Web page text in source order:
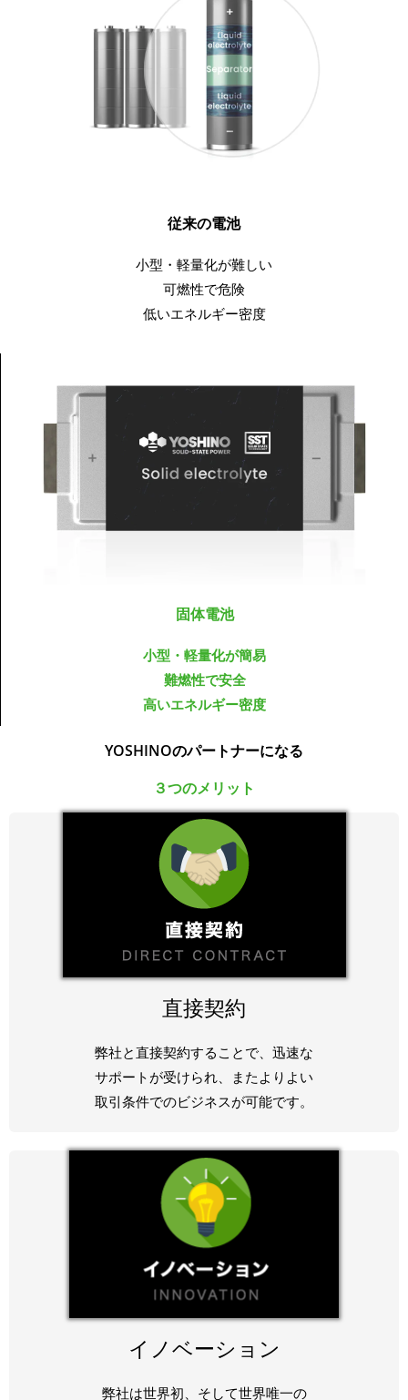
従来の電池
小型・軽量化が難しい
可燃性で危険
低いエネルギー密度
固体電池
小型・軽量化が簡易
難燃性で安全
高いエネルギー密度
YOSHINOのパートナーになる
３つのメリット
直接契約
弊社と直接契約することで、迅速な
サポートが受けられ、またよりよい
取引条件でのビジネスが可能です。
イノベーション
弊社は世界初、そして世界唯一の